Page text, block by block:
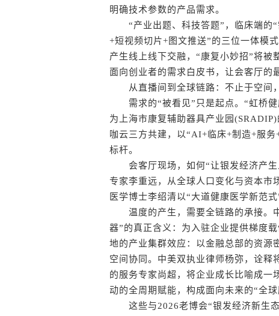
明确技术参数的产品需求。
“产业出题、科技答题”，临床端的“
+短视频切片+图文推送”的三位一体模
产生线上线下交融，“康复小妙招”将被
面向创业者的需求白皮书，让会客厅的
从直播间到全球链路：不止于空间
需求的“被看见”只是起点。“虹桥健
为上海市康复辅助器具产业园
咖云三方共建，以“AI+临床+制造+服
标杆。
会客厅现场，如何“让银发经济产生
专家李重远，从全球人口变化与资本市
医学博士李绍清以“大道健康医学新范
温度的产生，需要全链路的承接。
器”的真正含义：为入驻企业提供梯度
地的产业集群效应：以金融总部的资源
空间协同。中美双执业律师杨弥，诠释
的服务专家尚超，将企业成长比喻成一
动的全周期赋能，构成面向未来的“全
这些与2026老博会“银发经济新生态